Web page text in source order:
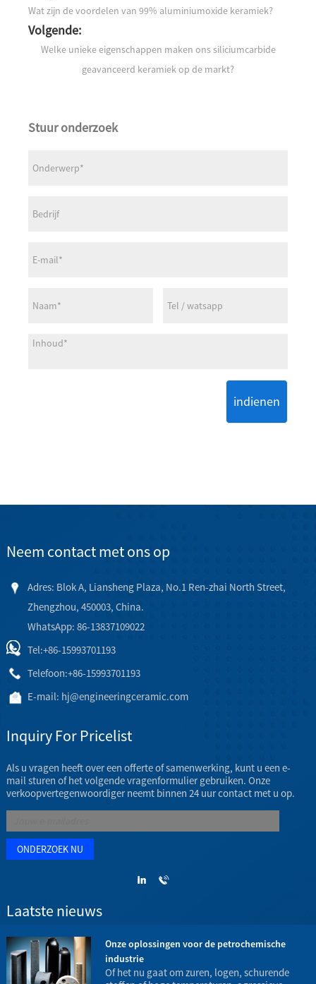
Wat zijn de voordelen van 99% aluminiumoxide keramiek?
Volgende:
Welke unieke eigenschappen maken ons siliciumcarbide
geavanceerd keramiek op de markt?
Stuur onderzoek
indienen
Neem contact met ons op
Adres: Blok A, Liansheng Plaza, No.1 Ren-zhai North Street,
Zhengzhou, 450003, China.
WhatsApp: 86-13837109022
Tel:+86-15993701193
Telefoon:+86-15993701193
E-mail: hj@engineeringceramic.com
Inquiry For Pricelist
Als u vragen heeft over een offerte of samenwerking, kunt u een e-
mail sturen of het volgende vragenformulier gebruiken. Onze
verkoopvertegenwoordiger neemt binnen 24 uur contact met u op.
Laatste nieuws
Onze oplossingen voor de petrochemische
industrie
Of het nu gaat om zuren, logen, schurende